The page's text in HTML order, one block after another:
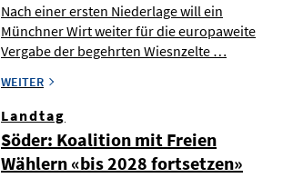
Nach einer ersten Niederlage will ein
Münchner Wirt weiter für die europaweite
Vergabe der begehrten Wiesnzelte …
WEITER
Landtag
Söder: Koalition mit Freien
Wählern «bis 2028 fortsetzen»